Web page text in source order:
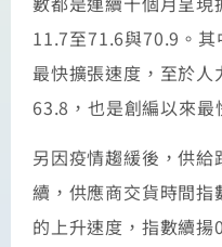
11.7至71.6與70.9。
最快擴張速度，至於
63.8，也是創編以來最
另因疫情趨緩後，供
續，供應商交貨時間
的上升速度，指數續